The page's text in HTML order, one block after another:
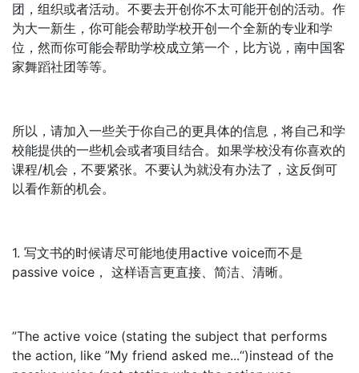
团，组织或者活动。不要去开创你不太可能开创的活动。作
为大一新生，你可能会帮助学校开创一个全新的专业和学
位，然而你可能会帮助学校成立第一个，比方说，南中国客
家舞蹈社团等等。
所以，请加入一些关于你自己的更具体的信息，将自己和学
校能提供的一些机会或者项目结合。如果学校没有你喜欢的
课程/机会，不要紧张。不要认为就没有办法了，这反倒可
以看作新的机会。
1. 写文书的时候请尽可能地使用active voice而不是
passive voice， 这样语言更直接、简洁、清晰。
”The active voice (stating the subject that performs
the action, like ”My friend asked me...“)instead of the